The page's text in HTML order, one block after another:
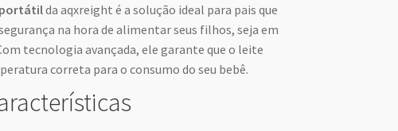
portátilda aqxreight é a solução ideal para pais que
na hora de alimentar seus filhos, seja em
tecnologia avançada, ele garante que o leite
correta para o consumo do seu bebê.